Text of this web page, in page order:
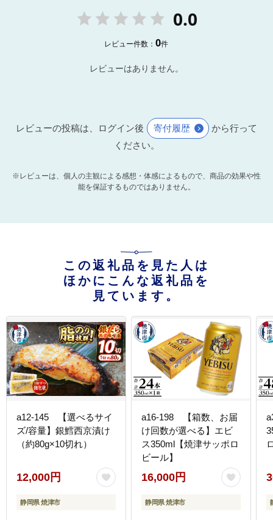
0.0
レビュー件数：0件
レビューはありません。
レビューの投稿は、ログイン後 寄付履歴
から行って
ください。
※レビューは、個人の主観による感想・体感によるもので、商品の効果や性
能を保証するものではありません。
この返礼品を見た人は
ほかにこんな返礼品を
見ています。
a12-145 【選べるサイ
ズ/容量】銀鱈西京漬け
（約80g×10切れ）
12,000円
静岡県 焼津市
a16-198 【箱数、お届
け回数が選べる】エビ
ス350ml【焼津サッポロ
ビール】
16,000円
静岡県 焼津市